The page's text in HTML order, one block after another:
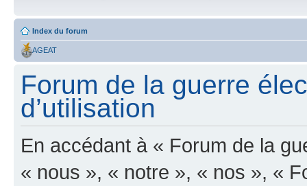
Index du forum
AGEAT
Forum de la guerre
d’utilisation
En accédant à « Forum de la
« nous », « notre », « nos », «